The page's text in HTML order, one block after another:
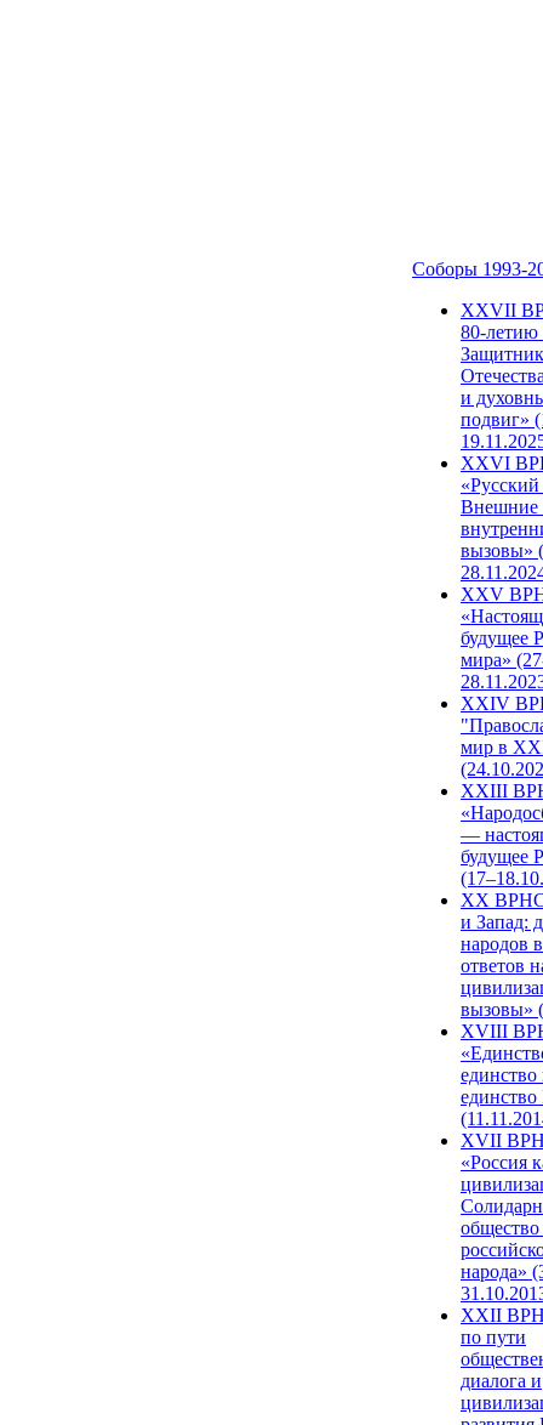
Соборы 1993-
ХХVII
80-
и
подвиг»
XXVI
Внешние
вызовы»
XXV
будущее
мира»
XXIV
мир в
XXIII
—
будущее
XX ВРНС
и Запад:
народов
ответов
вызовы»
XVIII
единство
единство
XVII
«Россия
народа»
XXII
по пути
диалога и